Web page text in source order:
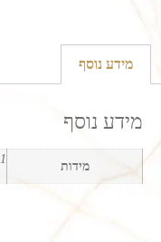
מידע נוסף
מידע נוסף
מידות 1 × 1.06 סנטימטרים